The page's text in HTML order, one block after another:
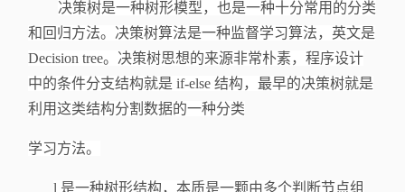
决策树是一种树形模型，也是一种十分常用的分类
和回归方法。决策树算法是一种监督学习算法，英文是
Decision tree。决策树思想的来源非常朴素，程序设计
中的条件分支结构就是 if-else 结构，最早的决策树就是
利用这类结构分割数据的一种分类
学习方法。
l 是一种树形结构，本质是一颗由多个判断节点组